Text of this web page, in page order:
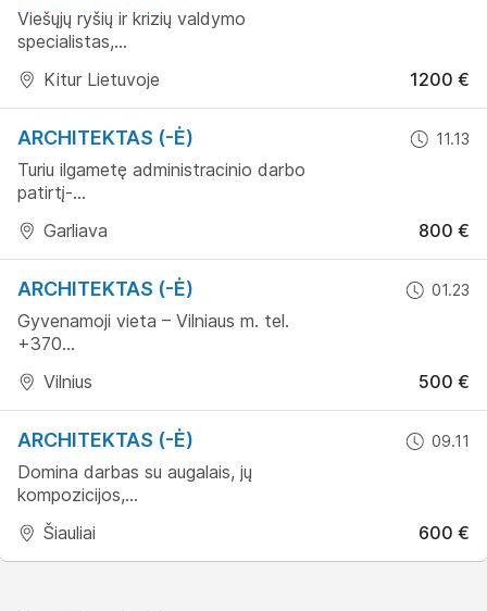
Viešųjų ryšių ir krizių valdymo
specialistas,...
Kitur Lietuvoje 1200 €
ARCHITEKTAS (-Ė)
Turiu ilgametę administracinio darbo
patirtį-...
11.13
Garliava 800 €
ARCHITEKTAS (-Ė)
Gyvenamoji vieta – Vilniaus m. tel.
+370...
01.23
Vilnius 500 €
ARCHITEKTAS (-Ė)
Domina darbas su augalais, jų
kompozicijos,...
09.11
Šiauliai 600 €